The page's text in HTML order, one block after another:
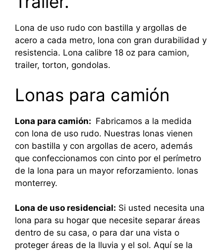
Lona de uso rudo con bastilla y argollas de
acero a cada metro, lona con gran durabilidad y
resistencia. Lona calibre 18 oz para camion,
trailer, torton, gondolas.
Lonas para camión
Lona para camión: Fabricamos a la medida
con lona de uso rudo. Nuestras lonas vienen
con bastilla y con argollas de acero, además
que confeccionamos con cinto por el perímetro
de la lona para un mayor reforzamiento. lonas
monterrey.
Lona de uso residencial: Si usted necesita una
lona para su hogar que necesite separar áreas
dentro de su casa, o para dar una vista o
proteger áreas de la lluvia y el sol. Aquí se la